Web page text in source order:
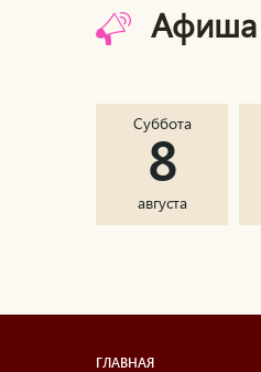
Афиша
Суббота
8
августа
ГЛАВНАЯ